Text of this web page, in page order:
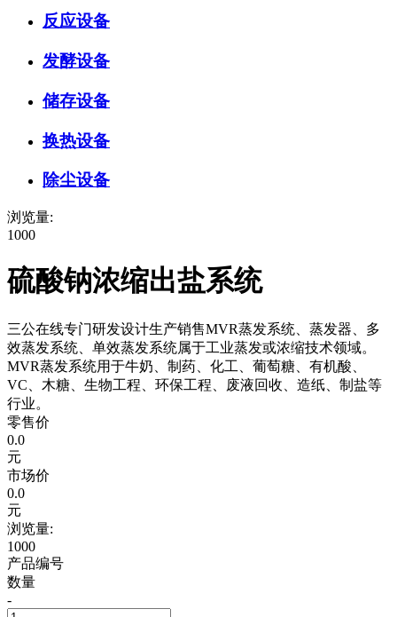
反应设备
发酵设备
储存设备
换热设备
除尘设备
浏览量:
1000
硫酸钠浓缩出盐系统
三公在线专门研发设计生产销售MVR蒸发系统、蒸发器、多
效蒸发系统、单效蒸发系统属于工业蒸发或浓缩技术领域。
MVR蒸发系统用于牛奶、制药、化工、葡萄糖、有机酸、
VC、木糖、生物工程、环保工程、废液回收、造纸、制盐等
行业。
零售价
0.0
元
市场价
0.0
元
浏览量:
1000
产品编号
数量
-